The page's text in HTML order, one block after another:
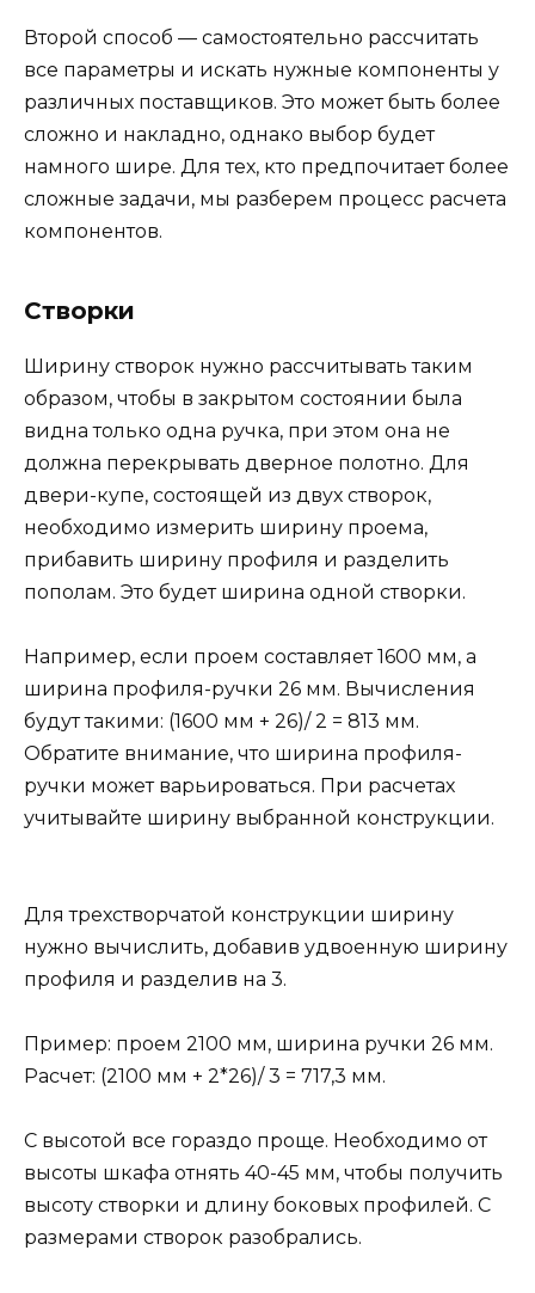
Второй способ — самостоятельно рассчитать
все параметры и искать нужные компоненты у
различных поставщиков. Это может быть более
сложно и накладно, однако выбор будет
намного шире. Для тех, кто предпочитает более
сложные задачи, мы разберем процесс расчета
компонентов.
Створки
Ширину створок нужно рассчитывать таким
образом, чтобы в закрытом состоянии была
видна только одна ручка, при этом она не
должна перекрывать дверное полотно. Для
двери-купе, состоящей из двух створок,
необходимо измерить ширину проема,
прибавить ширину профиля и разделить
пополам. Это будет ширина одной створки.
Например, если проем составляет 1600 мм, а
ширина профиля-ручки 26 мм. Вычисления
будут такими: (1600 мм + 26)/ 2 = 813 мм.
Обратите внимание, что ширина профиля-
ручки может варьироваться. При расчетах
учитывайте ширину выбранной конструкции.
Для трехстворчатой конструкции ширину
нужно вычислить, добавив удвоенную ширину
профиля и разделив на 3.
Пример: проем 2100 мм, ширина ручки 26 мм.
Расчет: (2100 мм + 2*26)/ 3 = 717,3 мм.
С высотой все гораздо проще. Необходимо от
высоты шкафа отнять 40-45 мм, чтобы получить
высоту створки и длину боковых профилей. С
размерами створок разобрались.